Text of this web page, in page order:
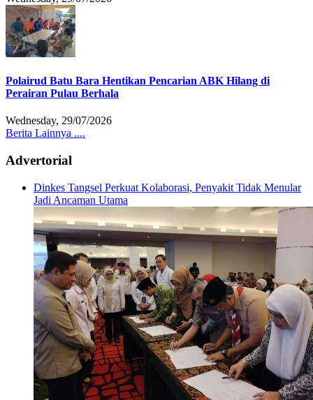
Polairud Batu Bara Hentikan Pencarian ABK Hilang di
Perairan Pulau Berhala
Wednesday, 29/07/2026
Berita Lainnya ....
Advertorial
Dinkes Tangsel Perkuat Kolaborasi, Penyakit Tidak Menular
Jadi Ancaman Utama